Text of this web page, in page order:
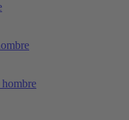
hombre